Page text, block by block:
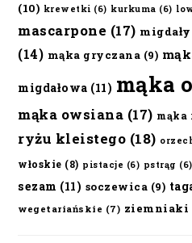
(10) krewetki (6) kurkuma (6)
mascarpone (17) migdały
(14) mąka gryczana (9)
migdałowa (11) mąka
mąka owsiana (17) mąka
ryżu kleistego (18)
włoskie (8) pistacje (6) pstrąg (6)
sezam (11) soczewica (9)
wegetariańskie (7) ziemniaki